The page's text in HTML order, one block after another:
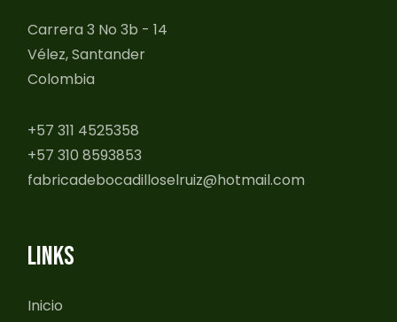
Carrera 3 No 3b - 14
Vélez, Santander
Colombia
+57 311 4525358
+57 310 8593853
fabricadebocadilloselruiz@hotmail.com
LINKS
Inicio